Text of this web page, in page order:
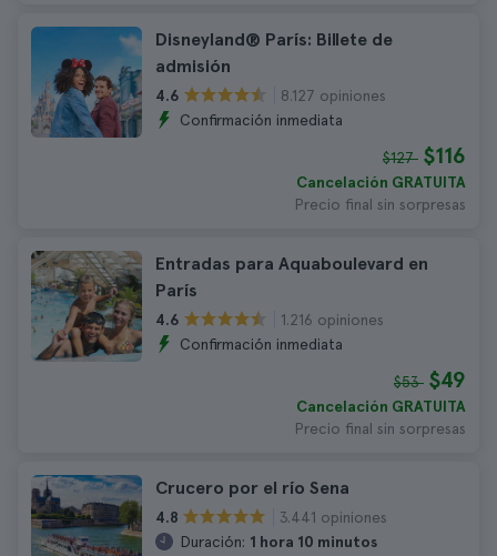
Disneyland® París: Billete de
admisión
4.6
8.127 opiniones
Confirmación inmediata
$127 $116
Cancelación GRATUITA
Precio final sin sorpresas
Entradas para Aquaboulevard en
París
4.6
1.216 opiniones
Confirmación inmediata
$53 $49
Cancelación GRATUITA
Precio final sin sorpresas
Crucero por el río Sena
4.8
3.441 opiniones
Duración: 1 hora 10 minutos